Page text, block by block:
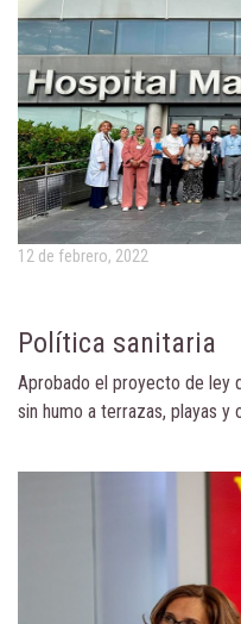
12 de febrero, 2022
Política sanitaria
Aprobado el proyecto de ley
sin humo a terrazas, playas